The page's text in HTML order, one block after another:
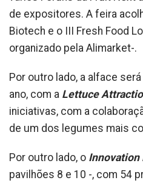
de expositores. A feira
Biotech e o III Fresh Food
organizado pela Alimarket-.
Por outro lado, a alface
ano, com a Lettuce
iniciativas, com a
de um dos legumes mais
Por outro lado, o Innovation
pavilhões 8 e 10 -, com 54